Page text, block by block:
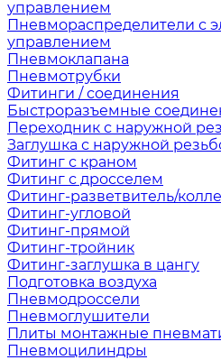
управлением
Пневмораспределители с
управлением
Пневмоклапана
Пневмотрубки
Фитинги / соединения
Быстроразъемные
Переходник с наружной
Заглушка с наружной
Фитинг с краном
Фитинг с дросселем
Фитинг-разветвитель/
Фитинг-угловой
Фитинг-прямой
Фитинг-тройник
Фитинг-заглушка в цангу
Подготовка воздуха
Пневмодроссели
Пневмоглушители
Плиты монтажные
Пневмоцилиндры